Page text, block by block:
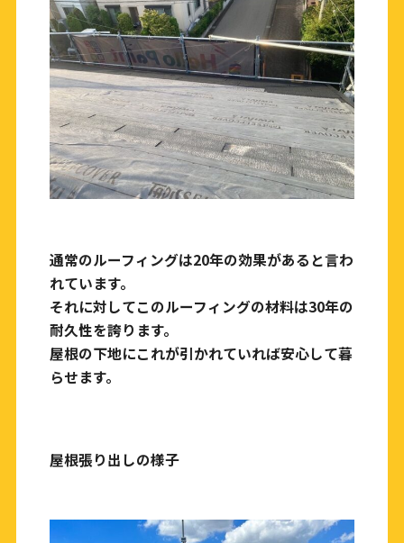
通常のルーフィングは20年の効果があると言わ
れています。
それに対してこのルーフィングの材料は30年の
耐久性を誇ります。
屋根の下地にこれが引かれていれば安心して暮
らせます。
屋根張り出しの様子